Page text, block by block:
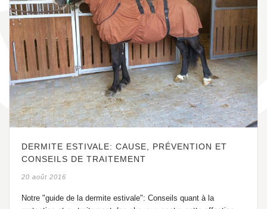
DERMITE ESTIVALE: CAUSE, PRÉVENTION ET
CONSEILS DE TRAITEMENT
20 août 2016
Notre "guide de la dermite estivale": Conseils quant à la